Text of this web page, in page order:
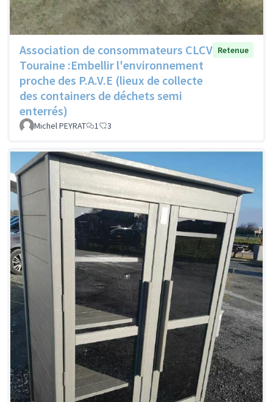
Association de consommateurs CLCV
Touraine :Embellir l'environnement
proche des P.A.V.E (lieux de collecte
des containers de déchets semi
enterrés)
Retenue
Michel PEYRAT 1 3